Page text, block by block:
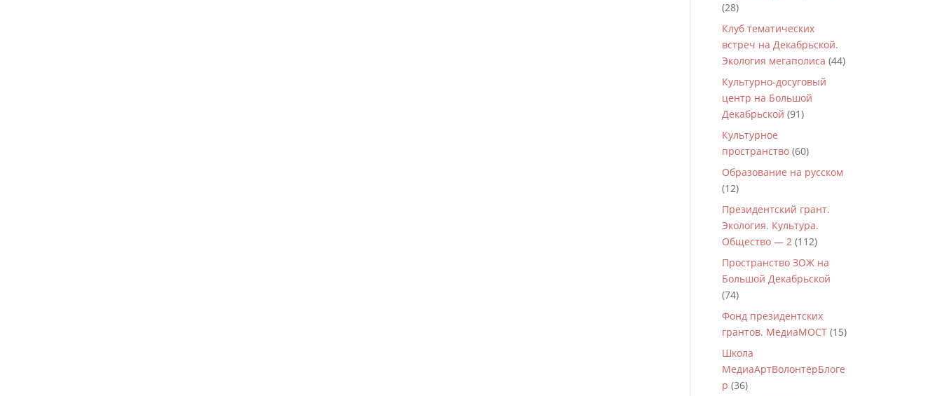
(28)
Клуб тематических
встреч на Декабрьской.
Экология мегаполиса (44)
Культурно-досуговый
центр на Большой
Декабрьской (91)
Культурное
пространство (60)
Образование на русском
(12)
Президентский грант.
Экология. Культура.
Общество — 2 (112)
Пространство ЗОЖ на
Большой Декабрьской
(74)
Фонд президентских
грантов. МедиаМОСТ (15)
Школа
МедиаАртВолонтёрБлоге
р (36)